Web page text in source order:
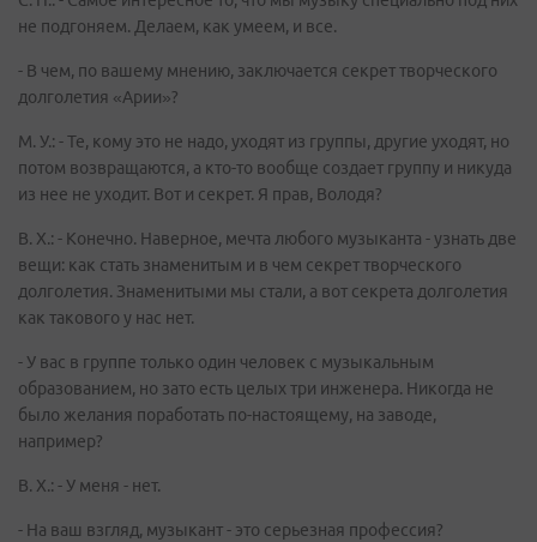
не подгоняем. Делаем, как умеем, и все.
- В чем, по вашему мнению, заключается секрет творческого
долголетия «Арии»?
М. У.: - Те, кому это не надо, уходят из группы, другие уходят, но
потом возвращаются, а кто-то вообще создает группу и никуда
из нее не уходит. Вот и секрет. Я прав, Володя?
В. Х.: - Конечно. Наверное, мечта любого музыканта - узнать две
вещи: как стать знаменитым и в чем секрет творческого
долголетия. Знаменитыми мы стали, а вот секрета долголетия
как такового у нас нет.
- У вас в группе только один человек с музыкальным
образованием, но зато есть целых три инженера. Никогда не
было желания поработать по-настоящему, на заводе,
например?
В. Х.: - У меня - нет.
- На ваш взгляд, музыкант - это серьезная профессия?